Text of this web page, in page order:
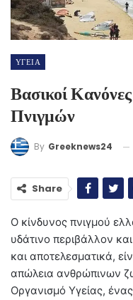
ΥΓΕΙΑ
Βασικοί
Πνιγμών
By Greeknews24
Share
Ο κίνδυνος πνιγμού
υδάτινο περιβάλλον
και αποτελεσματικά,
απώλεια ανθρώπινων
Οργανισμό Υγείας,